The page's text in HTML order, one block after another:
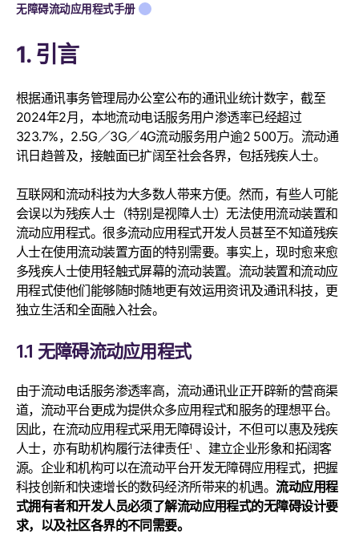
无障碍流动应用程式手册
1. 引言
根据通讯事务管理局办公室公布的通讯业统计数字，截至
2024年2月，本地流动电话服务用户渗透率已经超过
323.7%，2.5G／3G／4G流动服务用户逾2 500万。流动通
讯日趋普及，接触面已扩阔至社会各界，包括残疾人士。
互联网和流动科技为大多数人带来方便。然而，有些人可能
会误以为残疾人士（特别是视障人士）无法使用流动装置和
流动应用程式。很多流动应用程式开发人员甚至不知道残疾
人士在使用流动装置方面的特别需要。事实上，现时愈来愈
多残疾人士使用轻触式屏幕的流动装置。流动装置和流动应
用程式使他们能够随时随地更有效运用资讯及通讯科技，更
独立生活和全面融入社会。
1.1 无障碍流动应用程式
由于流动电话服务渗透率高，流动通讯业正开辟新的营商渠
道，流动平台更成为提供众多应用程式和服务的理想平台。
因此，在流动应用程式采用无障碍设计，不但可以惠及残疾
人士，亦有助机构履行法律责任1 、建立企业形象和拓阔客
源。企业和机构可以在流动平台开发无障碍应用程式，把握
科技创新和快速增长的数码经济所带来的机遇。流动应用程
式拥有者和开发人员必须了解流动应用程式的无障碍设计要
求，以及社区各界的不同需要。